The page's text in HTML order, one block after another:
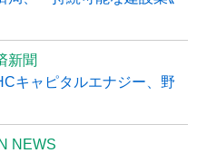
新聞
キャピタルエナジー、野
NEWS